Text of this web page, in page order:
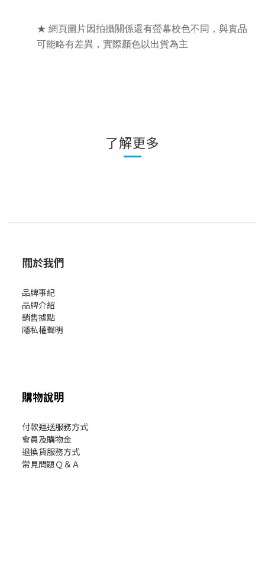
★ 網頁圖片因拍攝關係還有螢幕校色不同，與實品
可能略有差異，實際顏色以出貨為主
了解更多
關於我們
品牌事紀
品牌介紹
銷售據點
隱私權聲明
購物說明
付款運送服務方式
會員及購物金
退換貨服務方式
常見問題Ｑ＆Ａ